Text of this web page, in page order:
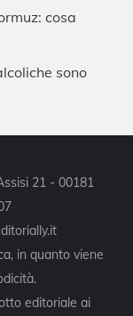
cosa
sono
21 - 00181
in quanto viene
editoriale ai